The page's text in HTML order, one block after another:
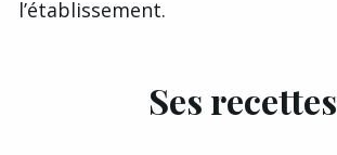
l’établissement.
Ses recettes